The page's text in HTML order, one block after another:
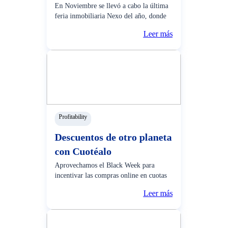
Crédito Hipotecario BCP
En Noviembre se llevó a cabo la última
feria inmobiliaria Nexo del año, donde
interesados en cumplir el sueño de su
Leer más
Profitability
Descuentos de otro planeta
con Cuotéalo
Aprovechamos el Black Week para
incentivar las compras online en cuotas
disfrutaron de descuentos de más de S/
Leer más